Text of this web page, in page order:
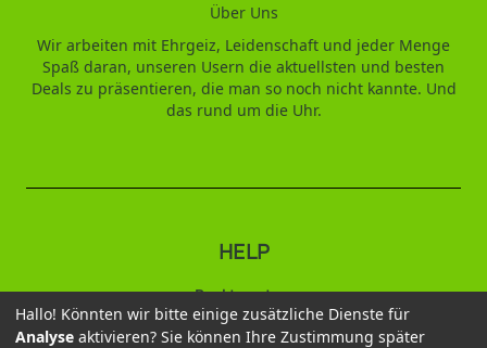
HELP
Punktesystem
Über Uns
Wir arbeiten mit Ehrgeiz, Leidenschaft und jeder Menge
Spaß daran, unseren Usern die aktuellsten und besten
Deals zu präsentieren, die man so noch nicht kannte. Und
das rund um die Uhr.
Hallo! Könnten wir bitte einige zusätzliche Dienste für
Analyse aktivieren? Sie können Ihre Zustimmung später